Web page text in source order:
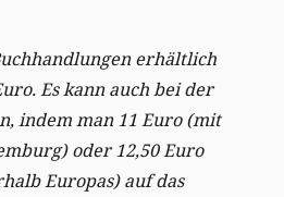
erhältlich
Es kann auch bei der
indem man 11 Euro (mit
oder 12,50 Euro
Europas) auf das